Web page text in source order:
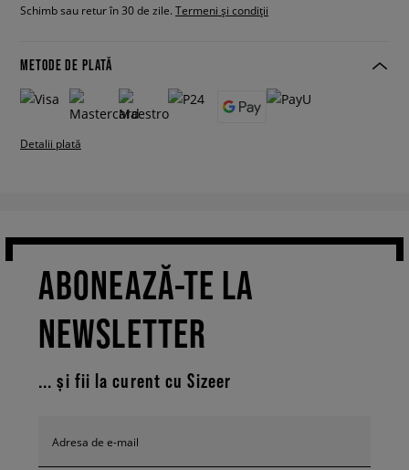
Schimb sau retur în 30 de zile. Termeni și condiții
METODE DE PLATĂ
Detalii plată
ABONEAZĂ-TE LA
NEWSLETTER
... și fii la curent cu Sizeer
Adresa de e-mail